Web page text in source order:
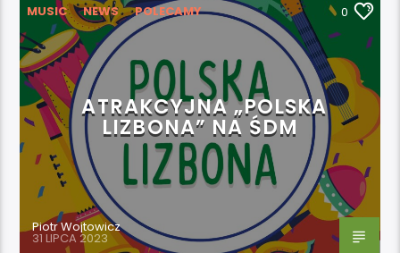
MUSIC NEWS
POLECAMY
WYDARZENIA
0
ATRAKCYJNA „POLSKA
LIZBONA” NA ŚDM
Piotr Wojtowicz
31 LIPCA 2023